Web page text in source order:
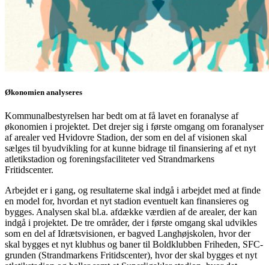
Økonomien analyseres
Kommunalbestyrelsen har bedt om at få lavet en foranalyse af
økonomien i projektet. Det drejer sig i første omgang om foranalyser
af arealer ved Hvidovre Stadion, der som en del af visionen skal
sælges til byudvikling for at kunne bidrage til finansiering af et nyt
atletikstadion og foreningsfaciliteter ved Strandmarkens
Fritidscenter.
Arbejdet er i gang, og resultaterne skal indgå i arbejdet med at finde
en model for, hvordan et nyt stadion eventuelt kan finansieres og
bygges. Analysen skal bl.a. afdække værdien af de arealer, der kan
indgå i projektet. De tre områder, der i første omgang skal udvikles
som en del af Idrætsvisionen, er bagved Langhøjskolen, hvor der
skal bygges et nyt klubhus og baner til Boldklubben Friheden, SFC-
grunden (Strandmarkens Fritidscenter), hvor der skal bygges et nyt